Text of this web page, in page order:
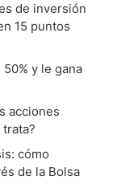
de inversión
15 puntos
y le gana
acciones
cómo
de la Bolsa